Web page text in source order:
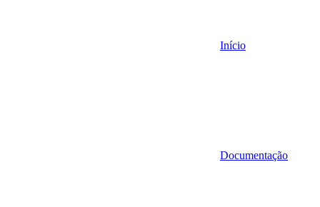
Início
Documentação